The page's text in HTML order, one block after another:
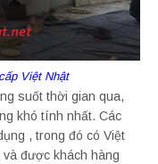
Việt Nhật
suốt thời gian qua,
khó tính nhất. Các
, trong đó có Việt
được khách hàng